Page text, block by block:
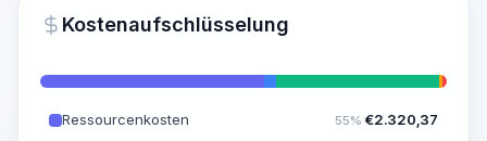
~15-30 Sek.
Kostenaufschlüsselung
Ressourcenkosten 55% €2.320,37